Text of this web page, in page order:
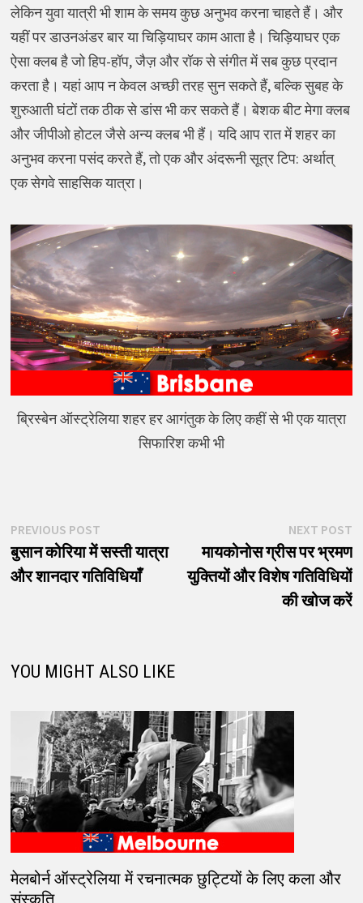
लेकिन युवा यात्री भी शाम के समय कुछ अनुभव करना चाहते हैं। और
यहीं पर डाउनअंडर बार या चिड़ियाघर काम आता है। चिड़ियाघर एक
ऐसा क्लब है जो हिप-हॉप, जैज़ और रॉक से संगीत में सब कुछ प्रदान
करता है। यहां आप न केवल अच्छी तरह सुन सकते हैं, बल्कि सुबह के
शुरुआती घंटों तक ठीक से डांस भी कर सकते हैं। बेशक बीट मेगा क्लब
और जीपीओ होटल जैसे अन्य क्लब भी हैं। यदि आप रात में शहर का
अनुभव करना पसंद करते हैं, तो एक और अंदरूनी सूत्र टिप: अर्थात्
एक सेगवे साहसिक यात्रा।
ब्रिस्बेन ऑस्ट्रेलिया शहर हर आगंतुक के लिए कहीं से भी एक यात्रा
सिफारिश कभी भी
पोस्ट
नेविगेशन
PREVIOUS POSTPrevious
post:
बुसान कोरिया में सस्ती यात्रा
और शानदार गतिविधियाँ
NEXT POST
मायकोनोस ग्रीस पर भ्रमण
युक्तियों और विशेष गतिविधियों
की खोज करें
YOU MIGHT ALSO LIKE
मेलबोर्न ऑस्ट्रेलिया में रचनात्मक छुट्टियों के लिए कला और